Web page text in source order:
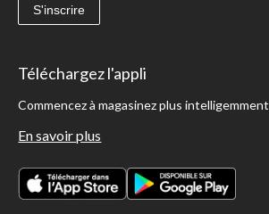
S'inscrire
Téléchargez l'appli
Commencez à magasinez plus intelligemment
En savoir plus